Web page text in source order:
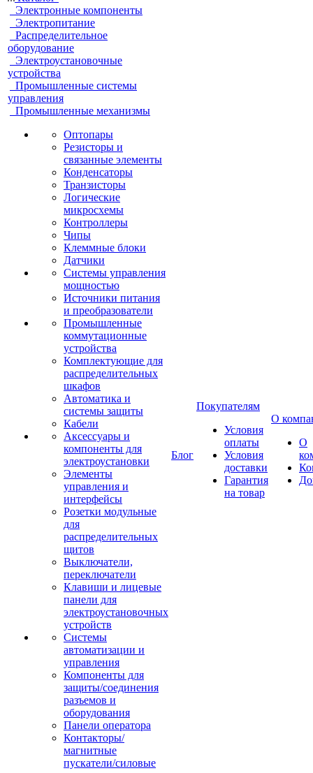
Электронные компоненты
Электропитание
Распределительное
оборудование
Электроустановочные
устройства
Промышленные системы
управления
Промышленные механизмы
Оптопары
Резисторы и
связанные элементы
Конденсаторы
Транзисторы
Логические
микросхемы
Контроллеры
Чипы
Клеммные блоки
Датчики
Системы управления
мощностью
Источники питания
и преобразователи
Промышленные
коммутационные
устройства
Комплектующие для
распределительных
шкафов
Автоматика и
системы защиты
Кабели
Аксессуары и
компоненты для
электроустановки
Элементы
управления и
интерфейсы
Розетки модульные
для
распределительных
щитов
Выключатели,
переключатели
Клавиши и лицевые
панели для
электроустановочных
устройств
Системы
автоматизации и
управления
Компоненты для
защиты/соединения
разъемов и
оборудования
Панели оператора
Контакторы/
магнитные
пускатели/силовые
Блог
Покупателям
Условия
оплаты
Условия
доставки
Гарантия
на товар
О
О